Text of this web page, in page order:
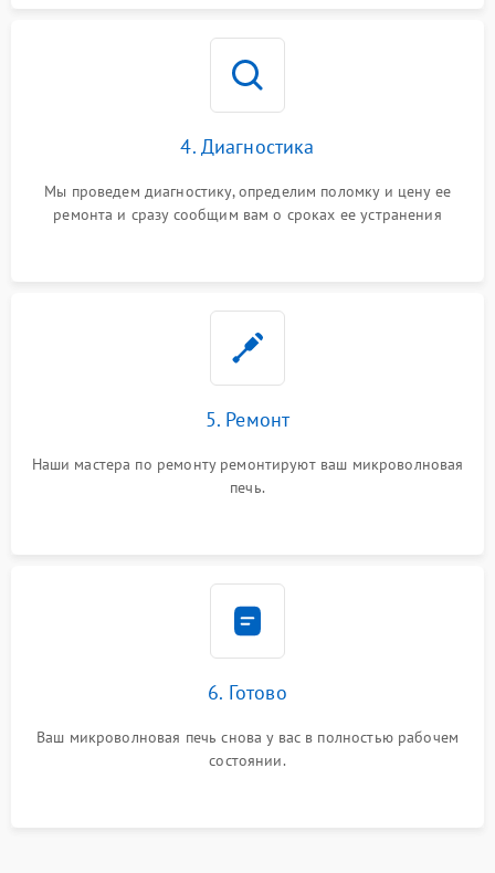
4. Диагностика
Мы проведем диагностику, определим поломку и цену ее
ремонта и сразу сообщим вам о сроках ее устранения
5. Ремонт
Наши мастера по ремонту ремонтируют ваш микроволновая
печь.
6. Готово
Ваш микроволновая печь снова у вас в полностью рабочем
состоянии.